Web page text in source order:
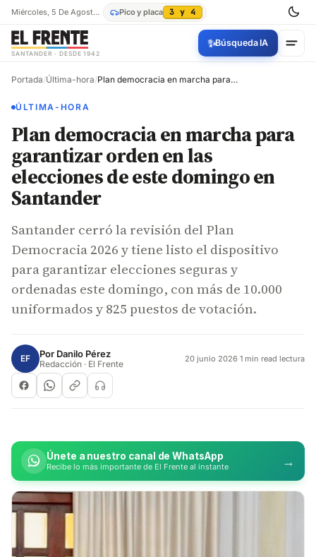
Miércoles, 5 De Agosto De 2026 Pico y placa 3 y 4
SANTANDER · DESDE 1942
✨Búsqueda IA
Portada/Última-hora/ Plan democracia en marcha para garantizar orden en las elecciones de este domingo en Santander
ÚLTIMA-HORA
Plan democracia en marcha para
garantizar orden en las
elecciones de este domingo en
Santander
Santander cerró la revisión del Plan
Democracia 2026 y tiene listo el dispositivo
para garantizar elecciones seguras y
ordenadas este domingo, con más de 10.000
uniformados y 825 puestos de votación.
EF Por Danilo Pérez
Redacción · El Frente 20 junio 2026·1 min read lectura
Únete a nuestro canal de WhatsApp
Recibe lo más importante de El Frente al instante →